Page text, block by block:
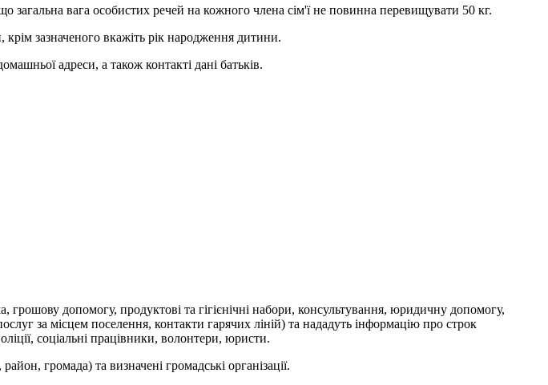
вага особистих речей на кожного члена сім'ї не повинна перевищувати 50 кг.
зазначеного вкажіть рік народження дитини.
адреси, а також контакті дані батьків.
допомогу, продуктові та гігієнічні набори, консультування, юридичну допомогу,
за місцем поселення, контакти гарячих ліній) та нададуть інформацію про строк
соціальні працівники, волонтери, юристи.
громада) та визначені громадські організації.